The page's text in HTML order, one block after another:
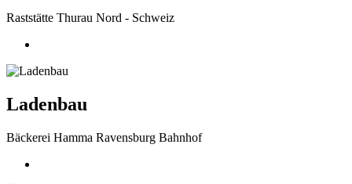
Raststätte Thurau Nord - Schweiz
Ladenbau
Bäckerei Hamma Ravensburg Bahnhof